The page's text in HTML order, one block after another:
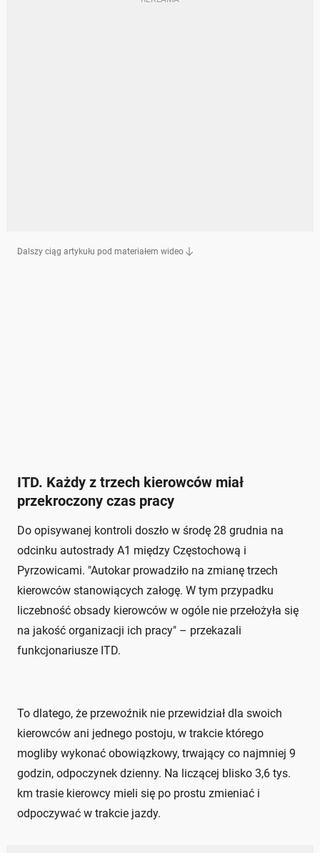
Dalszy ciąg artykułu pod materiałem wideo
ITD. Każdy z trzech kierowców miał
przekroczony czas pracy
Do opisywanej kontroli doszło w środę 28 grudnia na
odcinku autostrady A1 między Częstochową i
Pyrzowicami. "Autokar prowadziło na zmianę trzech
kierowców stanowiących załogę. W tym przypadku
liczebność obsady kierowców w ogóle nie przełożyła się
na jakość organizacji ich pracy" – przekazali
funkcjonariusze ITD.
To dlatego, że przewoźnik nie przewidział dla swoich
kierowców ani jednego postoju, w trakcie którego
mogliby wykonać obowiązkowy, trwający co najmniej 9
godzin, odpoczynek dzienny. Na liczącej blisko 3,6 tys.
km trasie kierowcy mieli się po prostu zmieniać i
odpoczywać w trakcie jazdy.